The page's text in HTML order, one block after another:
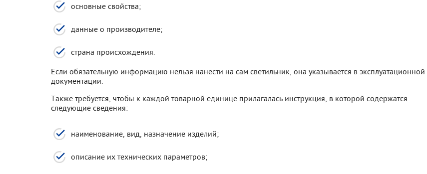
основные свойства;
данные о производителе;
страна происхождения.
Если обязательную информацию нельзя нанести на сам светильник, она указывается в эксплуатационной
документации.
Также требуется, чтобы к каждой товарной единице прилагалась инструкция, в которой содержатся
следующие сведения:
наименование, вид, назначение изделий;
описание их технических параметров;